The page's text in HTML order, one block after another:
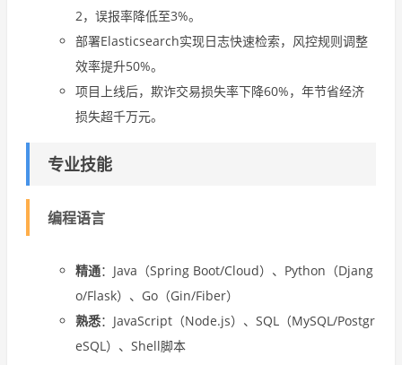
2，误报率降低至3%。
部署Elasticsearch实现日志快速检索，风控规则调整
效率提升50%。
项目上线后，欺诈交易损失率下降60%，年节省经济
损失超千万元。
专业技能
编程语言
精通：Java（Spring Boot/Cloud）、Python（Djang
o/Flask）、Go（Gin/Fiber）
熟悉：JavaScript（Node.js）、SQL（MySQL/Postgr
eSQL）、Shell脚本